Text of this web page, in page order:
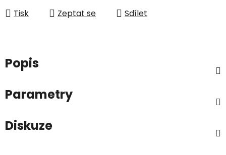
Tisk Zeptat se Sdílet
Popis
Parametry
Diskuze